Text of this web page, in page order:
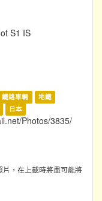
S1 IS
鐵路車輛
地鐵
日本
Photos/3835/
，在上載時將盡可能將